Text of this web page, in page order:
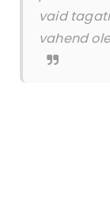
vaid
vahend